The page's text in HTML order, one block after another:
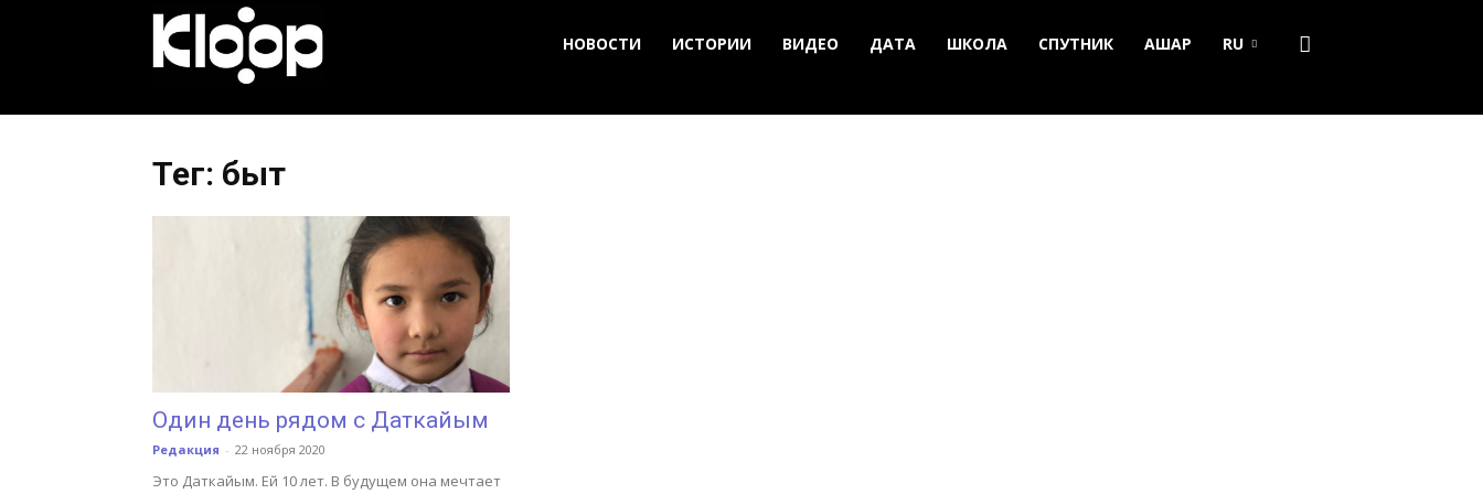
Новости
Кыргызстана
НОВОСТИ ИСТОРИИ ВИДЕО ДАТА ШКОЛА СПУТНИК АШАР RU
Тег: быт
Один день рядом с Даткайым
Редакция - 22 ноября 2020
Это Даткайым. Ей 10 лет. В будущем она мечтает